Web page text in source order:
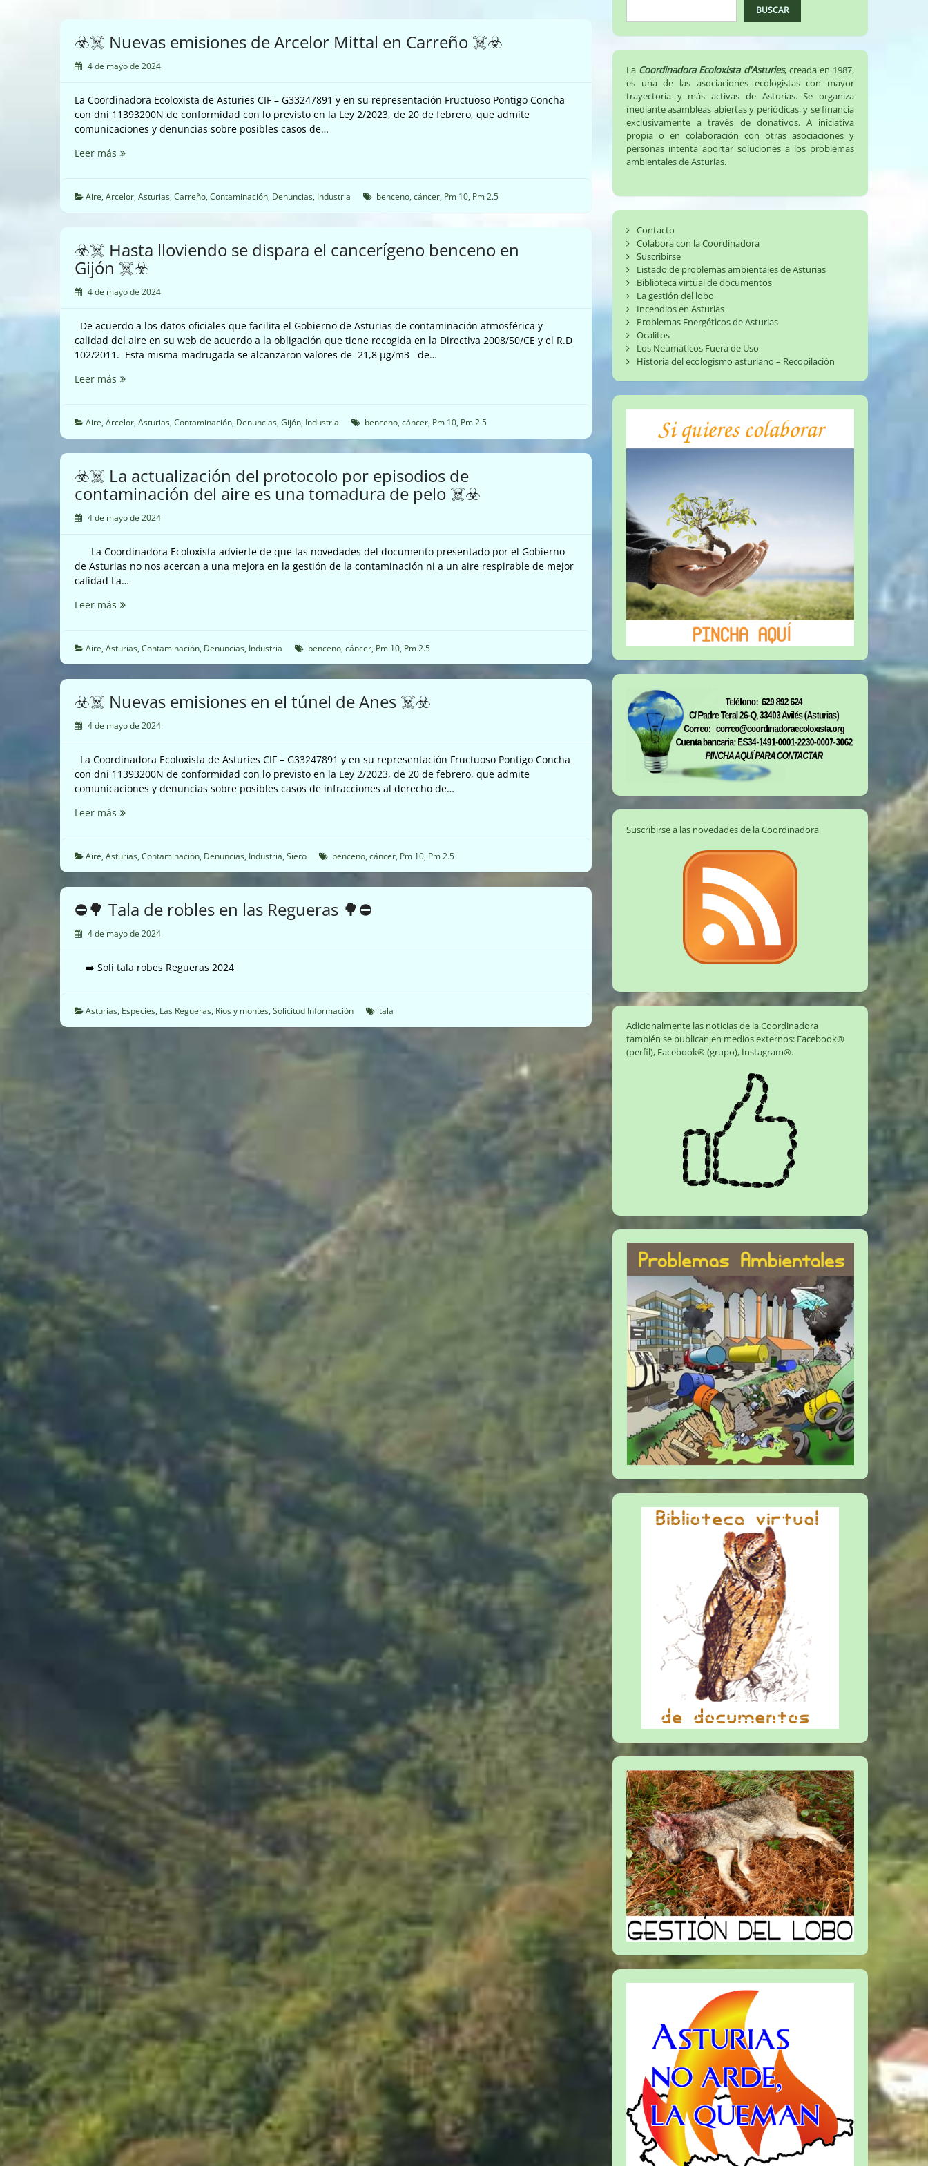
☣️☠️ Nuevas emisiones de Arcelor Mittal en Carreño ☠️☣️
4 de mayo de 2024
La Coordinadora Ecoloxista de Asturies CIF – G33247891 y en su representación Fructuoso Pontigo Concha
con dni 11393200N de conformidad con lo previsto en la Ley 2/2023, de 20 de febrero, que admite
comunicaciones y denuncias sobre posibles casos de…
Leer más ☣️☠️
de
Arcelor
Carreño
☠️☣️
Aire, Arcelor, Asturias, Carreño, Contaminación, Denuncias, Industria benceno, cáncer, Pm 10, Pm 2.5
☣️☠️ Hasta lloviendo se dispara el cancerígeno benceno en
Gijón ☠️☣️
4 de mayo de 2024
De acuerdo a los datos oficiales que facilita el Gobierno de Asturias de contaminación atmosférica y
calidad del aire en su web de acuerdo a la obligación que tiene recogida en la Directiva 2008/50/CE y el R.D
102/2011. Esta misma madrugada se alcanzaron valores de 21,8 µg/m3 de…
Leer más ☣️☠️
se
dispara
el
benceno
en
☠️☣️
Aire, Arcelor, Asturias, Contaminación, Denuncias, Gijón, Industria benceno, cáncer, Pm 10, Pm 2.5
☣️☠️ La actualización del protocolo por episodios de
contaminación del aire es una tomadura de pelo ☠️☣️
4 de mayo de 2024
La Coordinadora Ecoloxista advierte de que las novedades del documento presentado por el Gobierno
de Asturias no nos acercan a una mejora en la gestión de la contaminación ni a un aire respirable de mejor
calidad La…
Leer más ☣️☠️
del
protocolo
por
de
contaminación
del
es
una
tomadura
de
Aire, Asturias, Contaminación, Denuncias, Industria benceno, cáncer, Pm 10, Pm 2.5
☣️☠️ Nuevas emisiones en el túnel de Anes ☠️☣️
4 de mayo de 2024
La Coordinadora Ecoloxista de Asturies CIF – G33247891 y en su representación Fructuoso Pontigo Concha
con dni 11393200N de conformidad con lo previsto en la Ley 2/2023, de 20 de febrero, que admite
comunicaciones y denuncias sobre posibles casos de infracciones al derecho de…
Leer más ☣️☠️
en
el
túnel
Anes
☠️☣️
Aire, Asturias, Contaminación, Denuncias, Industria, Siero benceno, cáncer, Pm 10, Pm 2.5
⛔🌳 Tala de robles en las Regueras 🌳⛔
4 de mayo de 2024
➡️ Soli tala robes Regueras 2024
Asturias, Especies, Las Regueras, Ríos y montes, Solicitud Información tala
BUSCAR
La Coordinadora Ecoloxista d'Asturies, creada en 1987,
es una de las asociaciones ecologistas con mayor
trayectoria y más activas de Asturias. Se organiza
mediante asambleas abiertas y periódicas, y se financia
exclusivamente a través de donativos. A iniciativa
propia o en colaboración con otras asociaciones y
personas intenta aportar soluciones a los problemas
ambientales de Asturias.
Contacto
Colabora con la Coordinadora
Suscribirse
Listado de problemas ambientales de Asturias
Biblioteca virtual de documentos
La gestión del lobo
Incendios en Asturias
Problemas Energéticos de Asturias
Ocalitos
Los Neumáticos Fuera de Uso
Historia del ecologismo asturiano – Recopilación
Suscribirse a las novedades de la Coordinadora
Adicionalmente las noticias de la Coordinadora
también se publican en medios externos: Facebook®
(perfil), Facebook® (grupo), Instagram®.